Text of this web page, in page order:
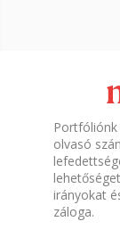
olvasó
irányokat
záloga.